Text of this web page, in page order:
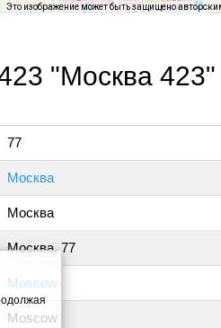
Это изображение может быть защищено
"Москва 423"
77
Москва
Москва
Москва, 77
Moscow
Moscow